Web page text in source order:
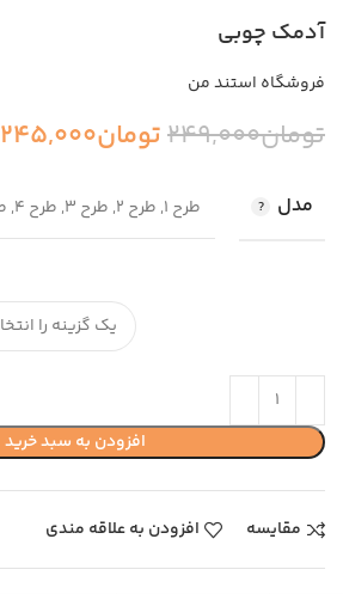
آدمک چوبی
فروشگاه استند من
تومان249,000تومان245,000
مدل طرح ۱, طرح ۲, طرح ۳, طرح ۴, طرح ۵
افزودن به سبد خرید
مقایسه افزودن به علاقه مندی